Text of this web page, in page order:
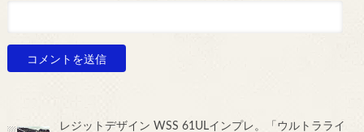
レジットデザイン WSS 61ULインプレ。「ウルトラライ